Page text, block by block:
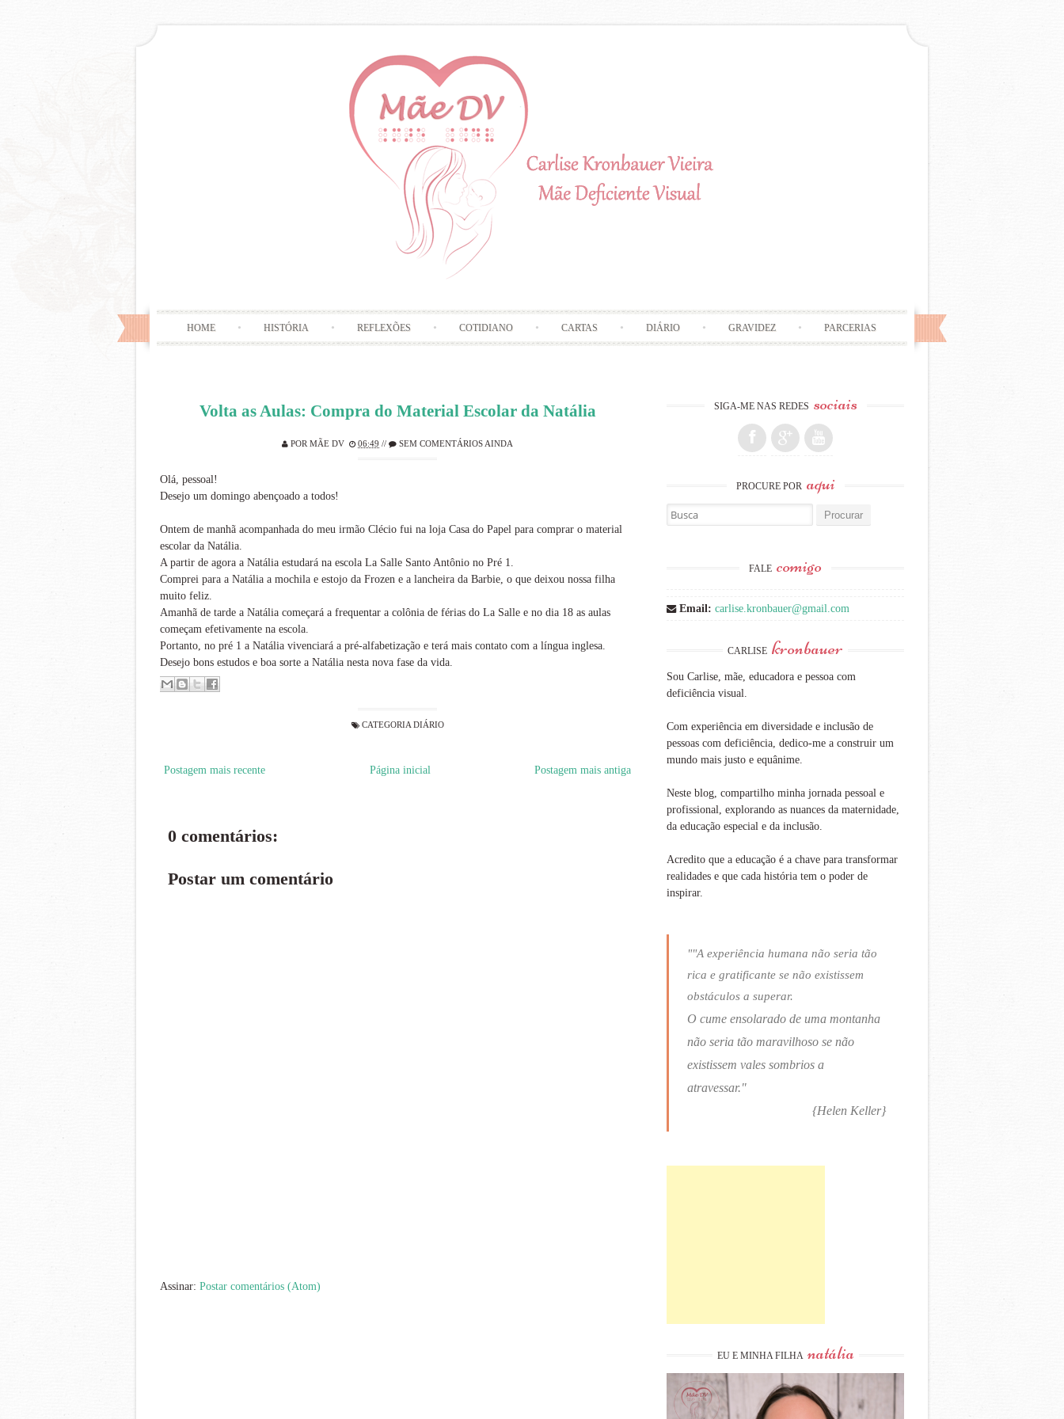
HOME HISTÓRIA REFLEXÕES COTIDIANO CARTAS DIÁRIO GRAVIDEZ PARCERIAS
Volta as Aulas: Compra do Material Escolar da Natália
POR MÃE DV 06:49 // SEM COMENTÁRIOS AINDA
Olá, pessoal!
Desejo um domingo abençoado a todos!
Ontem de manhã acompanhada do meu irmão Clécio fui na loja Casa do Papel para comprar o material
escolar da Natália.
A partir de agora a Natália estudará na escola La Salle Santo Antônio no Pré 1.
Comprei para a Natália a mochila e estojo da Frozen e a lancheira da Barbie, o que deixou nossa filha
muito feliz.
Amanhã de tarde a Natália começará a frequentar a colônia de férias do La Salle e no dia 18 as aulas
começam efetivamente na escola.
Portanto, no pré 1 a Natália vivenciará a pré-alfabetização e terá mais contato com a língua inglesa.
Desejo bons estudos e boa sorte a Natália nesta nova fase da vida.
CATEGORIA DIÁRIO
Postagem mais recente Postagem mais antiga
Página inicial
0 comentários:
Postar um comentário
Assinar: Postar comentários (Atom)
SIGA-ME NAS REDES sociais
PROCURE POR aqui
Busca por:
FALE comigo
Email: carlise.kronbauer@gmail.com
CARLISE kronbauer
Sou Carlise, mãe, educadora e pessoa com
deficiência visual.
Com experiência em diversidade e inclusão de
pessoas com deficiência, dedico-me a construir um
mundo mais justo e equânime.
Neste blog, compartilho minha jornada pessoal e
profissional, explorando as nuances da maternidade,
da educação especial e da inclusão.
Acredito que a educação é a chave para transformar
realidades e que cada história tem o poder de
inspirar.
""A experiência humana não seria tão
rica e gratificante se não existissem
obstáculos a superar.
O cume ensolarado de uma montanha
não seria tão maravilhoso se não
existissem vales sombrios a
atravessar."
{Helen Keller}
EU E MINHA FILHA natália